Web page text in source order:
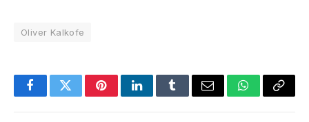
Oliver Kalkofe
FacebookTwitterPinterestLinkedInTumblrEmail WhatsApp
Copy